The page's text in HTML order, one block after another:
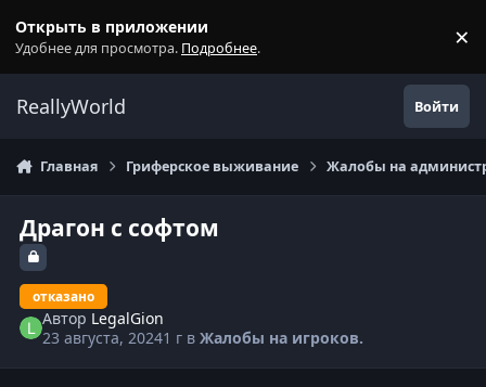
Открыть в приложении
Удобнее для просмотра. Подробнее. ×
ReallyWorld Войти
Главная Гриферское выживание Жалобы на
Драгон с софтом
отказано
Автор LegalGion
23 августа, 20241 г вЖалобы на игроков.